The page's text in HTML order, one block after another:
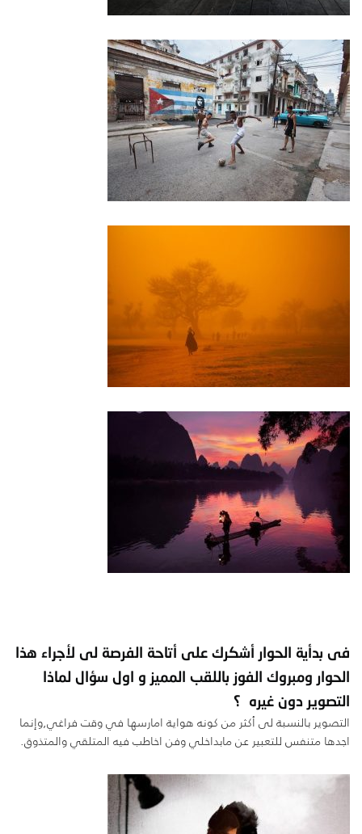
فى بدأية الحوار أشكرك على أتاحة الفرصة لى لأجراء هذا
الحوار ومبروك الفوز باللقب المميز و اول سؤال لماذا
التصوير دون غيره ؟
التصوير بالنسبة لى أكثر من كونه هواية امارسها في وقت فراغي,وإنما
اجدها متنفس للتعبير عن مابداخلي وفن اخاطب فيه المتلقي والمتذوق.